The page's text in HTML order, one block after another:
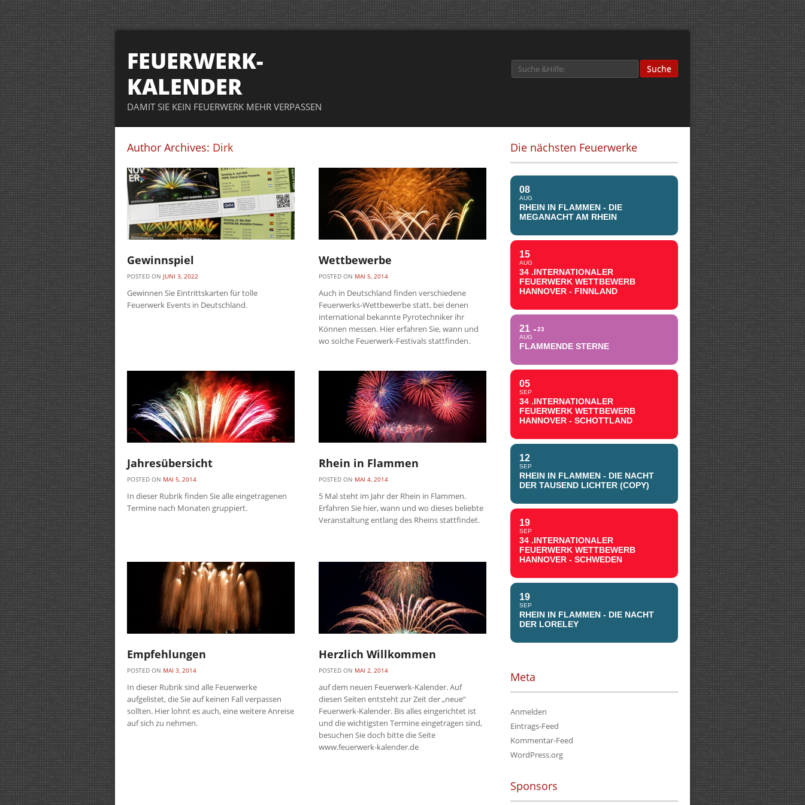
FEUERWERK-
KALENDER
DAMIT SIE KEIN FEUERWERK MEHR VERPASSEN
Suche
Author Archives: Dirk
Gewinnspiel
POSTED ON JUNI 3, 2022
Gewinnen Sie Eintrittskarten für tolle
Feuerwerk Events in Deutschland.
Wettbewerbe
POSTED ON MAI 5, 2014
Auch in Deutschland finden verschiedene
Feuerwerks-Wettbewerbe statt, bei denen
international bekannte Pyrotechniker ihr
Können messen. Hier erfahren Sie, wann und
wo solche Feuerwerk-Festivals stattfinden.
Jahresübersicht
POSTED ON MAI 5, 2014
In dieser Rubrik finden Sie alle eingetragenen
Termine nach Monaten gruppiert.
Rhein in Flammen
POSTED ON MAI 4, 2014
5 Mal steht im Jahr der Rhein in Flammen.
Erfahren Sie hier, wann und wo dieses beliebte
Veranstaltung entlang des Rheins stattfindet.
Empfehlungen
POSTED ON MAI 3, 2014
In dieser Rubrik sind alle Feuerwerke
aufgelistet, die Sie auf keinen Fall verpassen
sollten. Hier lohnt es auch, eine weitere Anreise
auf sich zu nehmen.
Herzlich Willkommen
POSTED ON MAI 2, 2014
auf dem neuen Feuerwerk-Kalender. Auf
diesen Seiten entsteht zur Zeit der „neue“
Feuerwerk-Kalender. Bis alles eingerichtet ist
und die wichtigsten Termine eingetragen sind,
besuchen Sie doch bitte die Seite
www.feuerwerk-kalender.de
Die nächsten Feuerwerke
08
AUG
RHEIN IN FLAMMEN - DIE
MEGANACHT AM RHEIN
15
AUG
34 .INTERNATIONALER
FEUERWERK WETTBEWERB
HANNOVER - FINNLAND
21
AUG
23
FLAMMENDE STERNE
05
SEP
34 .INTERNATIONALER
FEUERWERK WETTBEWERB
HANNOVER - SCHOTTLAND
12
SEP
RHEIN IN FLAMMEN - DIE NACHT
DER TAUSEND LICHTER (COPY)
19
SEP
34 .INTERNATIONALER
FEUERWERK WETTBEWERB
HANNOVER - SCHWEDEN
19
SEP
RHEIN IN FLAMMEN - DIE NACHT
DER LORELEY
Meta
Anmelden
Eintrags-Feed
Kommentar-Feed
WordPress.org
Sponsors